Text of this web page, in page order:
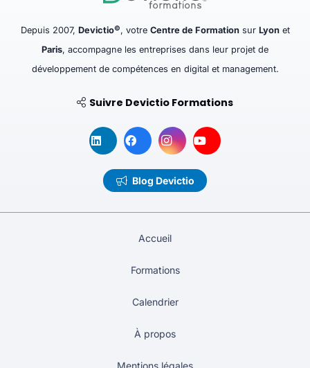
Depuis 2007, Devictio©, votre Centre de Formationsur Lyonet
Paris, accompagne les entreprises dans leur projet de
développement de compétences en digital et management.
Suivre Devictio Formations
Blog Devictio
Accueil
Formations
Calendrier
À propos
Mentions légales